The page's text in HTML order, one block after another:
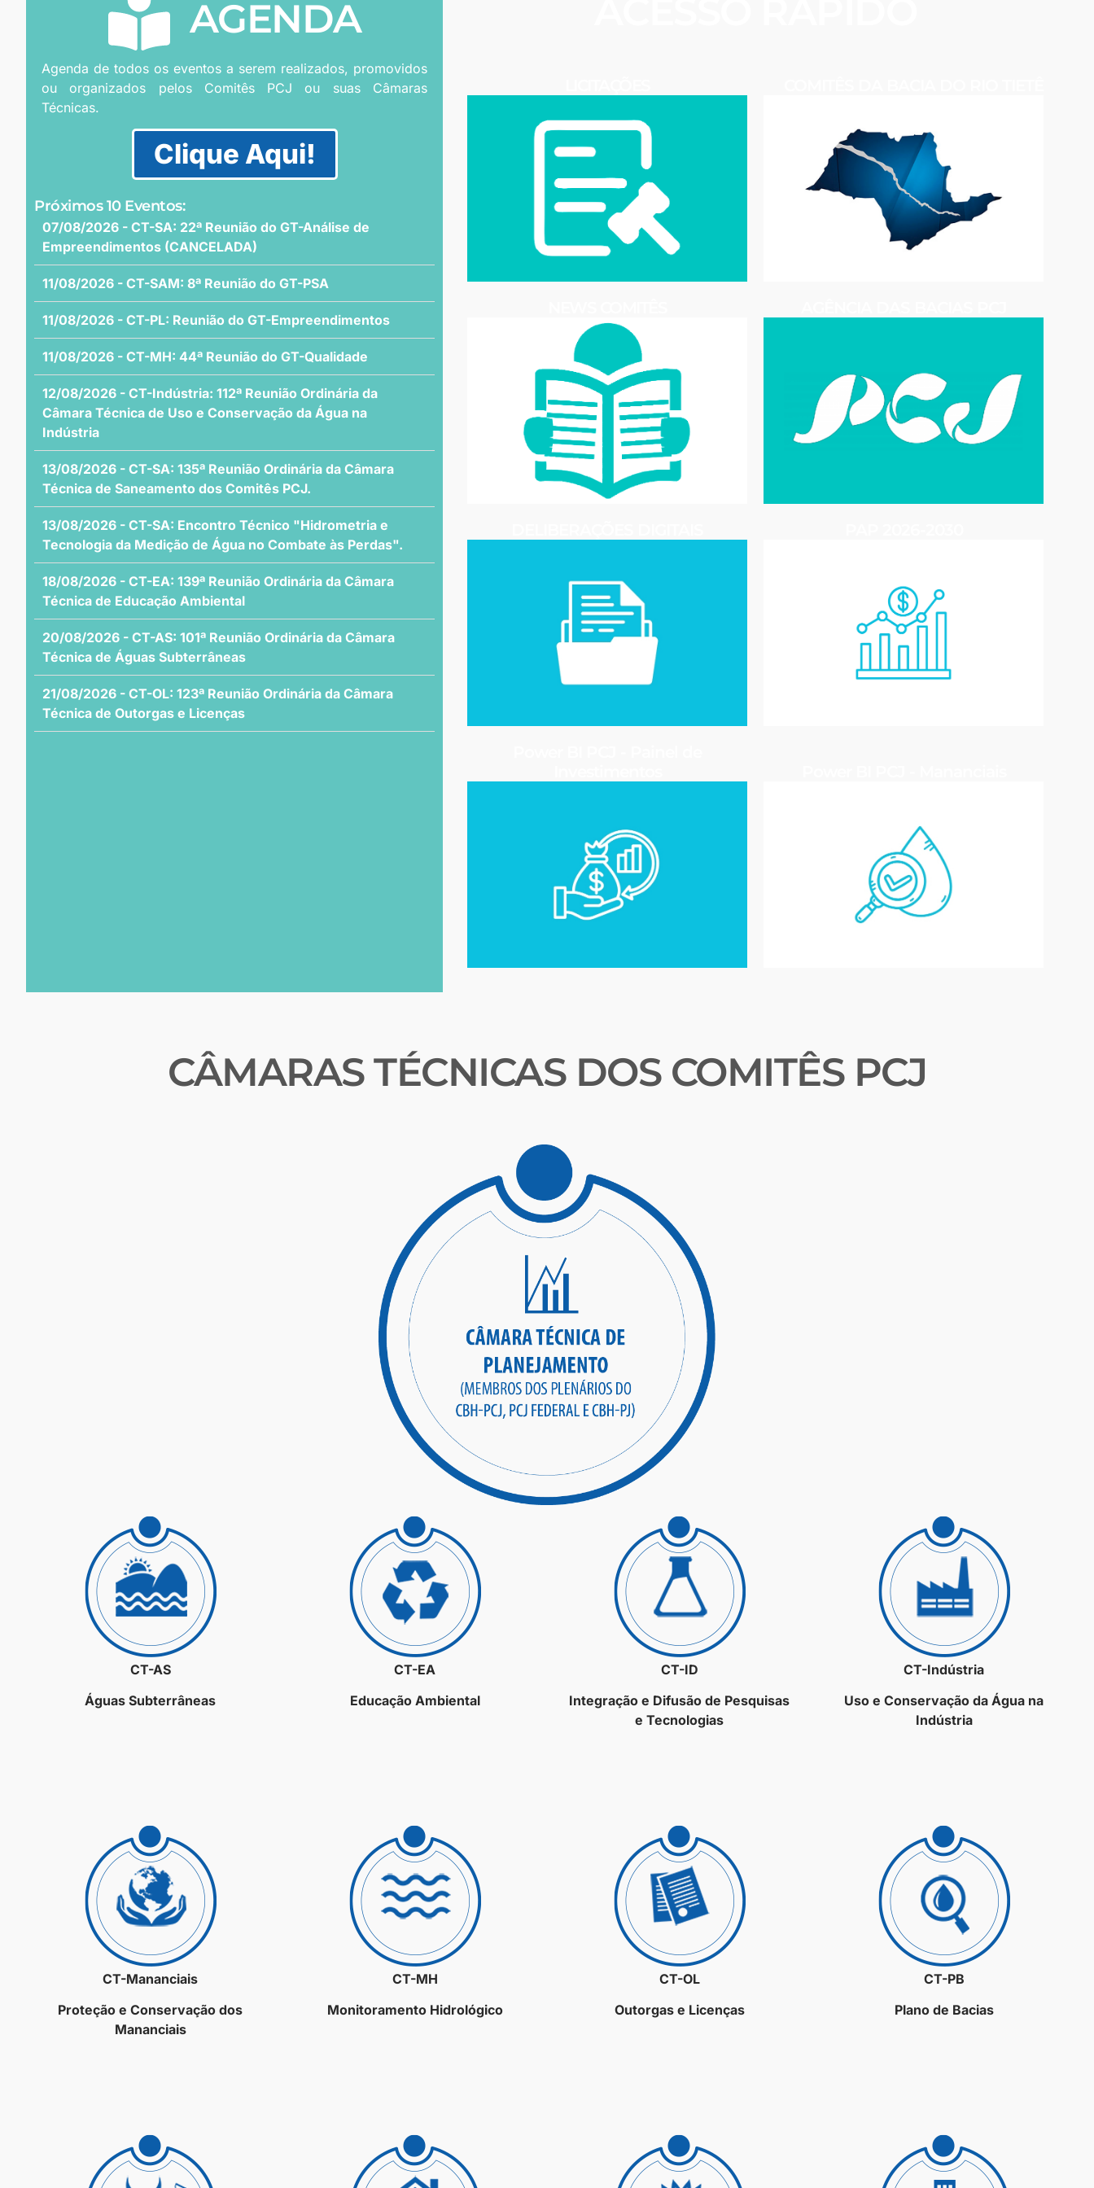
AGENDA
Agenda de todos os eventos a serem realizados, promovidos
ou organizados pelos Comitês PCJ ou suas Câmaras
Técnicas.
Clique Aqui!
Próximos 10 Eventos:
07/08/2026 - CT-SA: 22ª Reunião do GT-Análise de
Empreendimentos (CANCELADA)
11/08/2026 - CT-SAM: 8ª Reunião do GT-PSA
11/08/2026 - CT-PL: Reunião do GT-Empreendimentos
11/08/2026 - CT-MH: 44ª Reunião do GT-Qualidade
12/08/2026 - CT-Indústria: 112ª Reunião Ordinária da
Câmara Técnica de Uso e Conservação da Água na
Indústria
13/08/2026 - CT-SA: 135ª Reunião Ordinária da Câmara
Técnica de Saneamento dos Comitês PCJ.
13/08/2026 - CT-SA: Encontro Técnico "Hidrometria e
Tecnologia da Medição de Água no Combate às Perdas".
18/08/2026 - CT-EA: 139ª Reunião Ordinária da Câmara
Técnica de Educação Ambiental
20/08/2026 - CT-AS: 101ª Reunião Ordinária da Câmara
Técnica de Águas Subterrâneas
21/08/2026 - CT-OL: 123ª Reunião Ordinária da Câmara
Técnica de Outorgas e Licenças
CÂMARAS TÉCNICAS DOS COMITÊS PCJ
CT-AS
Águas Subterrâneas
CT-EA
Educação Ambiental
CT-ID
Integração e Difusão de Pesquisas
e Tecnologias
CT-Indústria
Uso e Conservação da Água na
Indústria
CT-Mananciais
Proteção e Conservação dos
Mananciais
CT-MH
Monitoramento Hidrológico
CT-OL
Outorgas e Licenças
CT-PB
Plano de Bacias